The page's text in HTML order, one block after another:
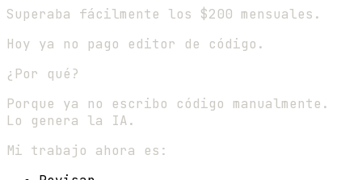
Superaba fácilmente los $200 mensuales.
Hoy ya no pago editor de código.
¿Por qué?
Porque ya no escribo código manualmente.
Lo genera la IA.
Mi trabajo ahora es: